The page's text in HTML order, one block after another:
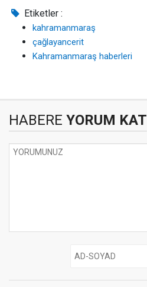
Etiketler :
kahramanmaraş
çağlayancerit
Kahramanmaraş haberleri
HABERE YORUM KAT